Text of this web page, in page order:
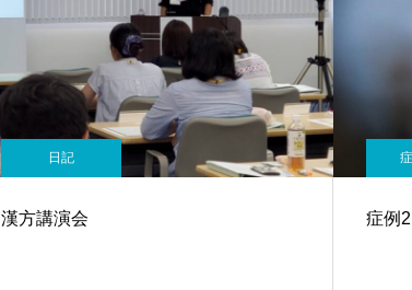
日記
漢方講演会 症例